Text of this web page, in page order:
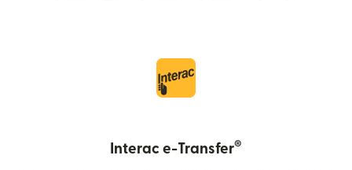
Interac e-Transfer®